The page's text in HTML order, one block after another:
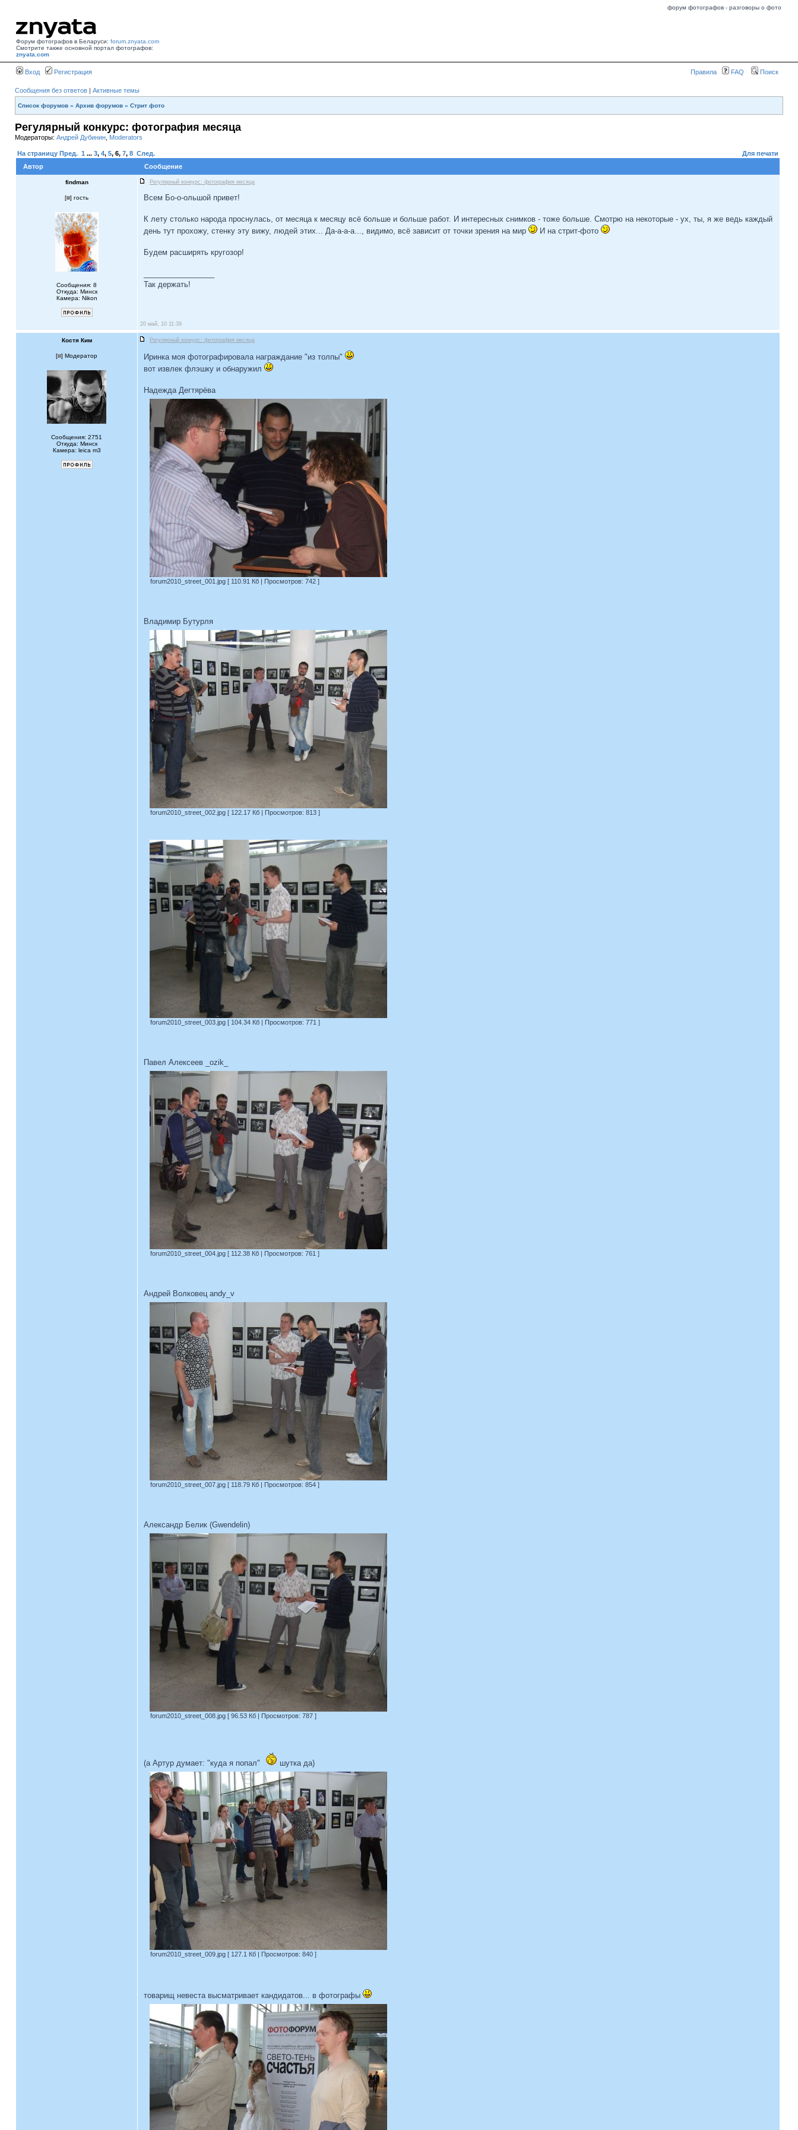
форум фотографов - разговоры о фото
Форум фотографов в Беларуси: forum.znyata.com
Смотрите также основной портал фотографов:
znyata.com
Вход Регистрация Правила FAQ Поиск
Сообщения без ответов | Активные темы
Список форумов » Архив форумов » Стрит фото
Регулярный конкурс: фотография месяца
Модераторы: Андрей Дубинин Moderators
На страницу Пред. 1 ... 3, 4, 5, 6, 7, 8 След.
Для печати
Автор
Сообщение
findman Регулярный конкурс: фотография месяца
[ ] гость
Сообщения: 8
Откуда: Минск
Камера: Nikon
Всем Бо-о-ольшой привет!
К лету столько народа проснулась, от месяца к месяцу всё больше и больше работ. И интересных снимков - тоже больше. Смотрю на некоторые - ух, ты, я же ведь каждый
день тут прохожу, стенку эту вижу, людей этих... Да-а-а-а..., видимо, всё зависит от точки зрения на мир
И на стрит-фото
Будем расширять кругозор!
Так держать!
20 май, 10 11:39
Костя Ким Регулярный конкурс: фотография месяца
[ ] Модератор
Сообщения: 2751
Откуда: Минск
Камера: leica m3
Иринка моя фотографировала награждание "из толпы"
вот извлек флэшку и обнаружил
Надежда Дегтярёва
forum2010_street_001.jpg [ 110.91 Кб | Просмотров: 742 ]
Владимир Бутурля
forum2010_street_002.jpg [ 122.17 Кб | Просмотров: 813 ]
forum2010_street_003.jpg [ 104.34 Кб | Просмотров: 771 ]
Павел Алексеев _ozik_
forum2010_street_004.jpg [ 112.38 Кб | Просмотров: 761 ]
Андрей Волковец andy_v
forum2010_street_007.jpg [ 118.79 Кб | Просмотров: 854 ]
Александр Белик (Gwendelin)
forum2010_street_008.jpg [ 96.53 Кб | Просмотров: 787 ]
(а Артур думает: "куда я попал" шутка да)
forum2010_street_009.jpg [ 127.1 Кб | Просмотров: 840 ]
товарищ невеста высматривает кандидатов... в фотографы